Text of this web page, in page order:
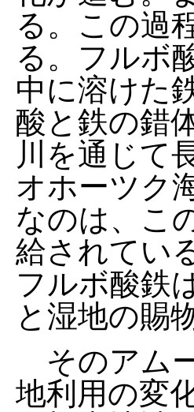
る。この過
る。フルボ
中に溶けた
酸と鉄の錯
川を通じて
オホーツク
なのは、こ
給されてい
フルボ酸鉄
と湿地の賜
そのアム
地利用の変